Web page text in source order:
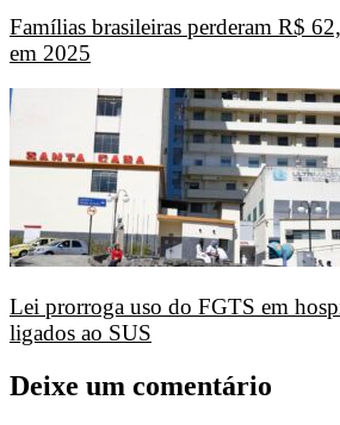
Famílias brasileiras perderam R$
em 2025
Lei prorroga uso do FGTS em
ligados ao SUS
Deixe um comentário